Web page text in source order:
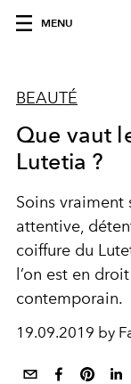
MENU
BEAUTÉ
Que vaut
Lutetia ?
Soins
attentive,
coiffure du
l’on est en
contemporain.
19.09.2019 by